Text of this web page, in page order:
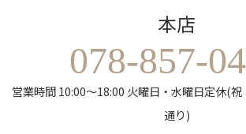
本店
078-857-
営業時間 10:00～18:00 火曜日・水曜日定休(
通り)